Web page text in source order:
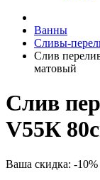
Ванны
Сливы-
Слив
матовый
Слив
V55К
Ваша скидка: -10%